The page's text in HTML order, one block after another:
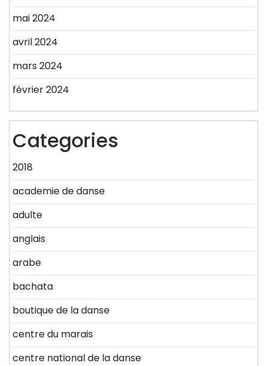
mai 2024
avril 2024
mars 2024
février 2024
Categories
2018
academie de danse
adulte
anglais
arabe
bachata
boutique de la danse
centre du marais
centre national de la danse